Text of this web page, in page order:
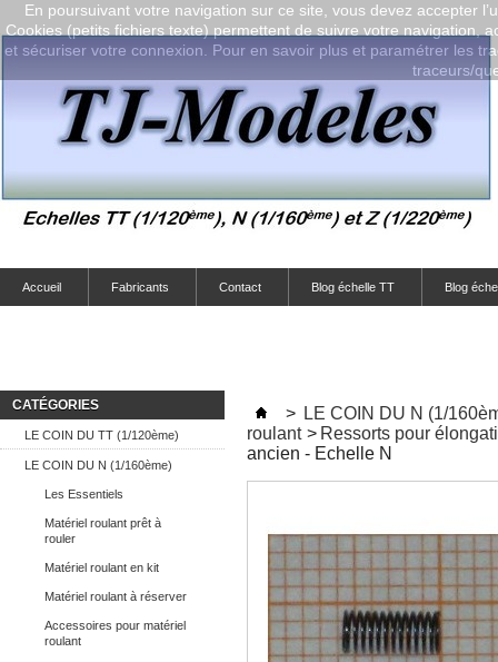
Accueil Fabricants Contact Blog échelle TT Blog
CATÉGORIES
LE COIN DU TT (1/120ème)
LE COIN DU N (1/160ème)
Les Essentiels
Matériel roulant prêt à
rouler
Matériel roulant en kit
Matériel roulant à réserver
Accessoires pour matériel
roulant
> LE COIN DU N (1/
roulant > Ressorts pour
ancien - Echelle N
En poursuivant votre navigation sur ce site, vous devez accepter
Cookies (petits fichiers texte) permettent de suivre votre navigation,
et sécuriser votre connexion. Pour en savoir plus et paramétrer les
traceurs/